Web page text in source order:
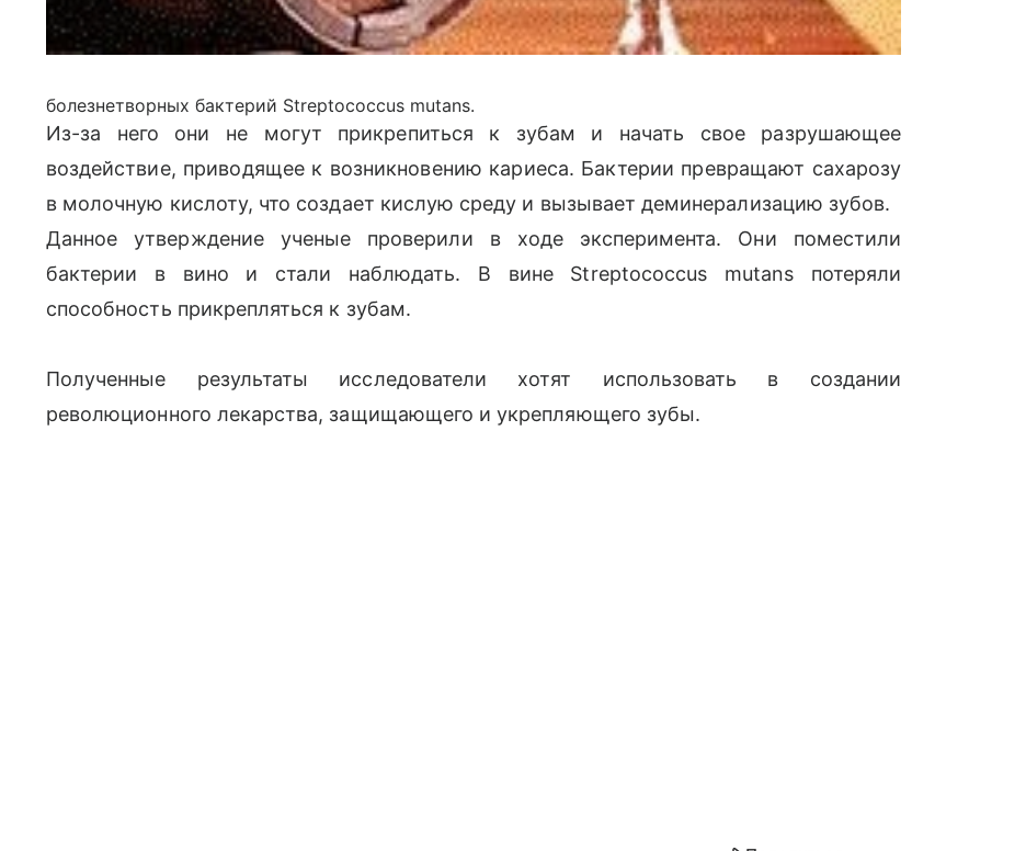
болезнетворных бактерий Streptococcus mutans.
Из-за него они не могут прикрепиться к зубам и начать свое разрушающее
воздействие, приводящее к возникновению кариеса. Бактерии превращают сахарозу
в молочную кислоту, что создает кислую среду и вызывает деминерализацию зубов.
Данное утверждение ученые проверили в ходе эксперимента. Они поместили
бактерии в вино и стали наблюдать. В вине Streptococcus mutans потеряли
способность прикрепляться к зубам.
Полученные результаты исследователи хотят использовать в создании
революционного лекарства, защищающего и укрепляющего зубы.